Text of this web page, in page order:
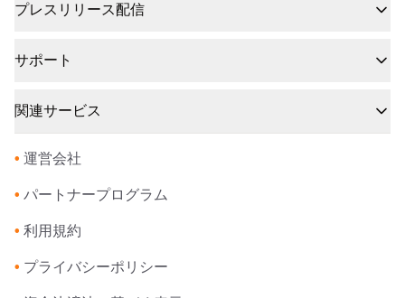
プレスリリース配信
サポート
関連サービス
• 運営会社
• パートナープログラム
• 利用規約
• プライバシーポリシー